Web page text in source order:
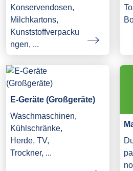
Konservendosen,
Milchkartons,
Kunststoffverpacku
ngen, ...
E-Geräte (Großgeräte)
Waschmaschinen,
Kühlschränke,
Herde, TV,
Trockner, ...